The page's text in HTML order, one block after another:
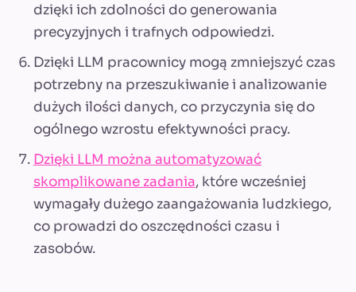
dzięki ich zdolności do generowania
precyzyjnych i trafnych odpowiedzi.
Dzięki LLM pracownicy mogą zmniejszyć czas
potrzebny na przeszukiwanie i analizowanie
dużych ilości danych, co przyczynia się do
ogólnego wzrostu efektywności pracy.
Dzięki LLM można automatyzować
skomplikowane zadania, które wcześniej
wymagały dużego zaangażowania ludzkiego,
co prowadzi do oszczędności czasu i
zasobów.